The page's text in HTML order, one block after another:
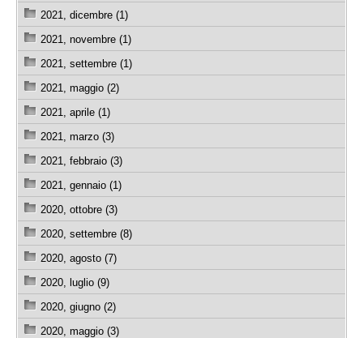
2021, dicembre (1)
2021, novembre (1)
2021, settembre (1)
2021, maggio (2)
2021, aprile (1)
2021, marzo (3)
2021, febbraio (3)
2021, gennaio (1)
2020, ottobre (3)
2020, settembre (8)
2020, agosto (7)
2020, luglio (9)
2020, giugno (2)
2020, maggio (3)